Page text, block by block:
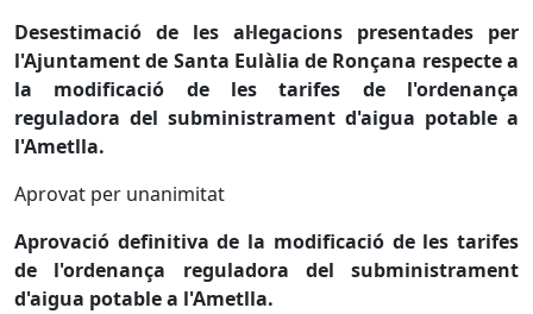
Desestimació de les al·legacions presentades per
l'Ajuntament de Santa Eulàlia de Ronçana respecte a
la modificació de les tarifes de l'ordenança
reguladora del subministrament d'aigua potable a
l'Ametlla.
Aprovat per unanimitat
Aprovació definitiva de la modificació de les tarifes
de l'ordenança reguladora del subministrament
d'aigua potable a l'Ametlla.